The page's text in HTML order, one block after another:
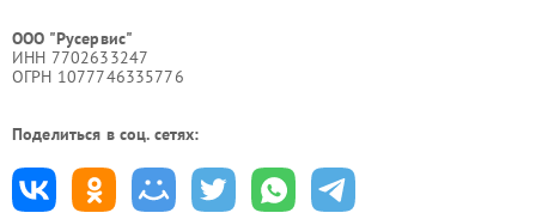
ООО "Русервис"
ИНН 7702633247
ОГРН 1077746335776
Поделиться в соц. сетях: